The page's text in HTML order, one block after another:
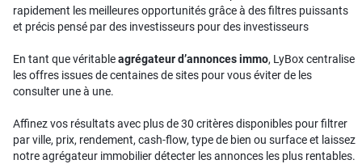
rapidement les meilleures opportunités grâce à des filtres puissants
et précis pensé par des investisseurs pour des investisseurs
En tant que véritableagrégateur d’annonces immo, LyBox centralise
les offres issues de centaines de sites pour vous éviter de les
consulter une à une.
Affinez vos résultats avec plus de 30 critères disponibles pour filtrer
par ville, prix, rendement, cash-flow, type de bien ou surface et laissez
notre agrégateur immobilier détecter les annonces les plus rentables.